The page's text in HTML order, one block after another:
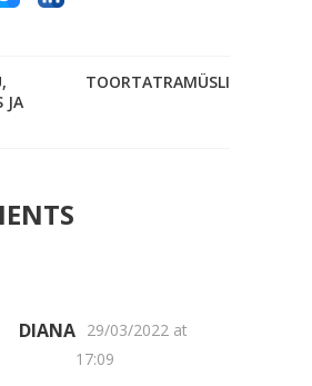
JA
TOORTATRAMÜSLI
DIANA 29/03/2022 at
17:09